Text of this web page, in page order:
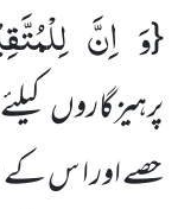
{وَ اِنَّ
پرہیزگاروں
حصے اور ا س کے